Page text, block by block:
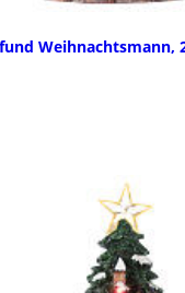
Weihnachtsmann,